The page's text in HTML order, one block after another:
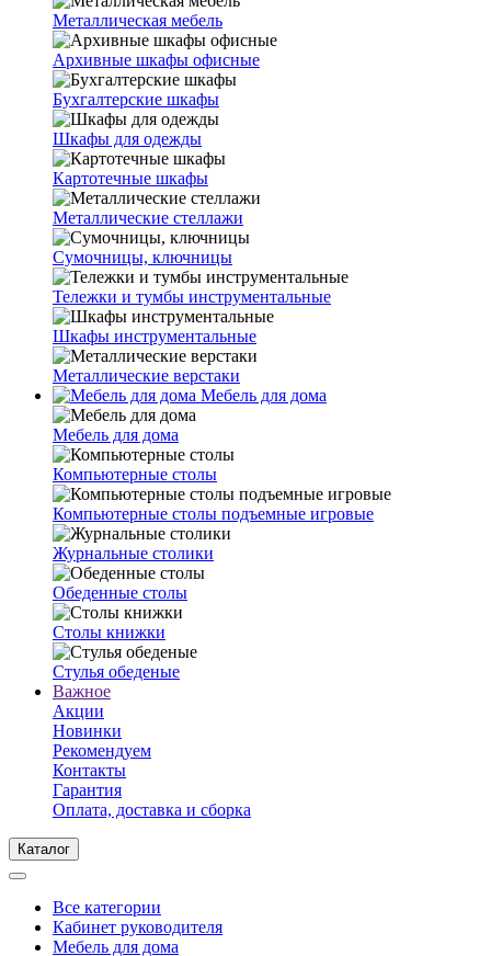
Металлическая мебель
Архивные шкафы офисные
Бухгалтерские шкафы
Шкафы для одежды
Картотечные шкафы
Металлические стеллажи
Сумочницы, ключницы
Тележки и тумбы инструментальные
Шкафы инструментальные
Металлические верстаки
Мебель для дома
Мебель для дома
Компьютерные столы
Компьютерные столы подъемные игровые
Журнальные столики
Обеденные столы
Столы книжки
Стулья обеденые
Важное
Акции
Новинки
Рекомендуем
Контакты
Гарантия
Оплата, доставка и сборка
Каталог
Все категории
Кабинет руководителя
Мебель для дома